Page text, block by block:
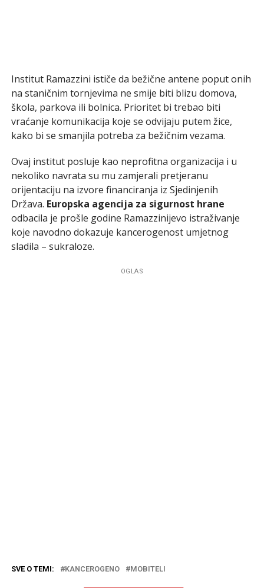
Institut Ramazzini ističe da bežične antene poput onih
na staničnim tornjevima ne smije biti blizu domova,
škola, parkova ili bolnica. Prioritet bi trebao biti
vraćanje komunikacija koje se odvijaju putem žice,
kako bi se smanjila potreba za bežičnim vezama.
Ovaj institut posluje kao neprofitna organizacija i u
nekoliko navrata su mu zamjerali pretjeranu
orijentaciju na izvore financiranja iz Sjedinjenih
Država. Europska agencija za sigurnost hrane
odbacila je prošle godine Ramazzinijevo istraživanje
koje navodno dokazuje kancerogenost umjetnog
sladila – sukraloze.
OGLAS
SVE O TEMI: KANCEROGENO MOBITELI